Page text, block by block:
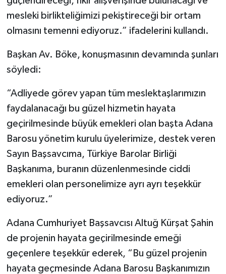
mesleki birlikteliğimizi pekiştireceği bir ortam
olmasını temenni ediyoruz.” ifadelerini kullandı.
Başkan Av. Böke, konuşmasının devamında şunları
söyledi:
“Adliyede görev yapan tüm meslektaşlarımızın
faydalanacağı bu güzel hizmetin hayata
geçirilmesinde büyük emekleri olan başta Adana
Barosu yönetim kurulu üyelerimize, destek veren
Sayın Başsavcıma, Türkiye Barolar Birliği
Başkanıma, buranın düzenlenmesinde ciddi
emekleri olan personelimize ayrı ayrı teşekkür
ediyoruz.”
Adana Cumhuriyet Başsavcısı Altuğ Kürşat Şahin
de projenin hayata geçirilmesinde emeği
geçenlere teşekkür ederek, “Bu güzel projenin
hayata geçmesinde Adana Barosu Başkanımızın